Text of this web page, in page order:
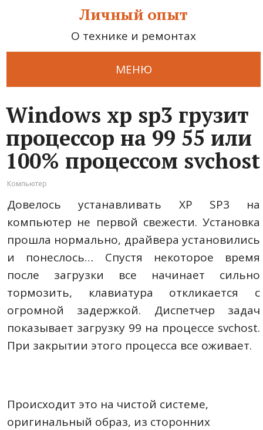
Личный опыт
О технике и ремонтах
МЕНЮ
Windows xp sp3 грузит
процессор на 99 55 или
100% процессом svchost
Компьютер
Довелось устанавливать XP SP3 на
компьютер не первой свежести. Установка
прошла нормально, драйвера установились
и понеслось… Спустя некоторое время
после загрузки все начинает сильно
тормозить, клавиатура откликается с
огромной задержкой. Диспетчер задач
показывает загрузку 99 на процессе svchost.
При закрытии этого процесса все оживает.
Происходит это на чистой системе,
оригинальный образ, из сторонних